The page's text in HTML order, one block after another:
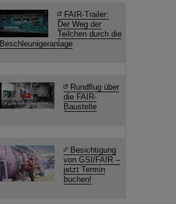
FAIR-Trailer:
Der Weg der
Teilchen durch die
Beschleunigeranlage
Rundflug über
die FAIR-
Baustelle
Besichtigung
von GSI/FAIR –
jetzt Termin
buchen!